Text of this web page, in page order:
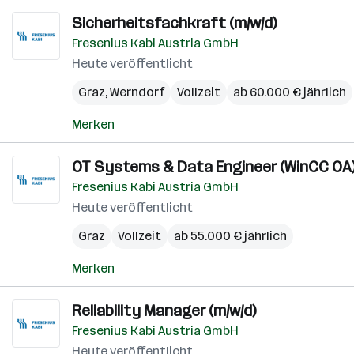
Sicherheitsfachkraft (m/w/d)
Fresenius Kabi Austria GmbH
Heute veröffentlicht
Graz,Werndorf Vollzeit ab 60.000 € jährlich
Merken
OT Systems & Data Engineer (WinCC
Fresenius Kabi Austria GmbH
Heute veröffentlicht
Graz
Vollzeit ab 55.000 € jährlich
Merken
Reliability Manager (m/w/d)
Fresenius Kabi Austria GmbH